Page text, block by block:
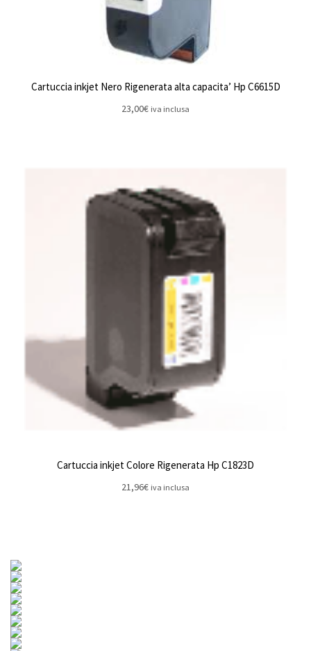
Cartuccia inkjet Nero Rigenerata alta capacita’ Hp C6615D
23,00€ iva inclusa
Cartuccia inkjet Colore Rigenerata Hp C1823D
21,96€ iva inclusa